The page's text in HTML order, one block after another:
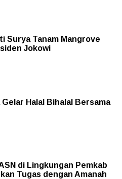
Surya Tanam Mangrove
Jokowi
Halal Bihalal Bersama
di Lingkungan Pemkab
Tugas dengan Amanah